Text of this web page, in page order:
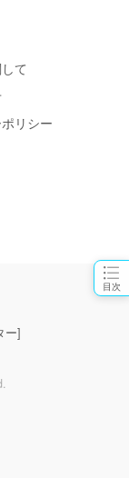
目次
て
リシー
ー]